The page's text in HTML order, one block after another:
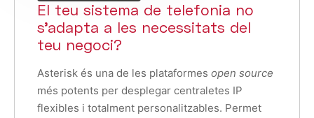
El teu sistema de telefonia no
s'adapta a les necessitats del
teu negoci?
Asterisk és una de les plataformes open source
més potents per desplegar centraletes IP
flexibles i totalment personalitzables. Permet